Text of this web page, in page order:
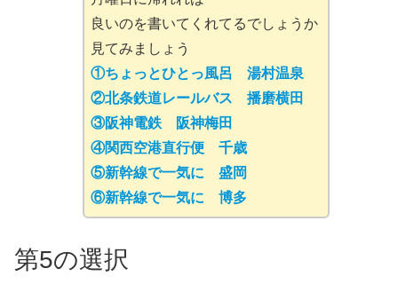
良いのを書いてくれてるでしょうか
見てみましょう
①ちょっとひとっ風呂 湯村温泉
②北条鉄道レールバス 播磨横田
③阪神電鉄 阪神梅田
④関西空港直行便 千歳
⑤新幹線で一気に 盛岡
⑥新幹線で一気に 博多
第5の選択